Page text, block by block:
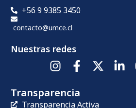
+56 9 9385 3450
contacto@umce.cl
Nuestras redes
Transparencia
Transparencia Activa